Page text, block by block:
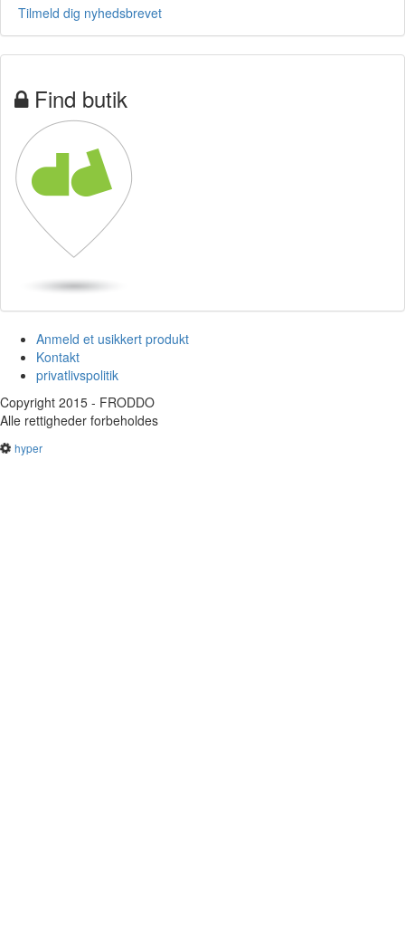
Tilmeld dig nyhedsbrevet
Find butik
Anmeld et usikkert produkt
Kontakt
privatlivspolitik
Copyright 2015 - FRODDO
Alle rettigheder forbeholdes
hyper